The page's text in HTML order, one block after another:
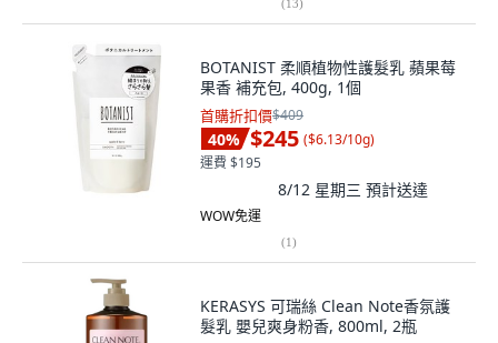
(13)
BOTANIST 柔順植物性護髮乳 蘋果莓
果香 補充包, 400g, 1個
首購折扣價$409
40% $245 ($6.13/10g)
運費 $195
8/12 星期三 預計送達
WOW免運
(1)
KERASYS 可瑞絲 Clean Note香氛護
髮乳 嬰兒爽身粉香, 800ml, 2瓶